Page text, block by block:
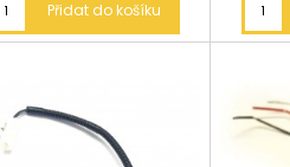
Přidat do košíku